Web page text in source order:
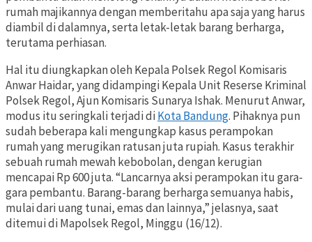
rumah majikannya dengan memberitahu apa saja yang harus
diambil di dalamnya, serta letak-letak barang berharga,
terutama perhiasan.
Hal itu diungkapkan oleh Kepala Polsek Regol Komisaris
Anwar Haidar, yang didampingi Kepala Unit Reserse Kriminal
Polsek Regol, Ajun Komisaris Sunarya Ishak. Menurut Anwar,
modus itu seringkali terjadi diKota Bandung. Pihaknya pun
sudah beberapa kali mengungkap kasus perampokan
rumah yang merugikan ratusan juta rupiah. Kasus terakhir
sebuah rumah mewah kebobolan, dengan kerugian
mencapai Rp 600 juta. “Lancarnya aksi perampokan itu gara-
gara pembantu. Barang-barang berharga semuanya habis,
mulai dari uang tunai, emas dan lainnya,” jelasnya, saat
ditemui di Mapolsek Regol, Minggu (16/12).